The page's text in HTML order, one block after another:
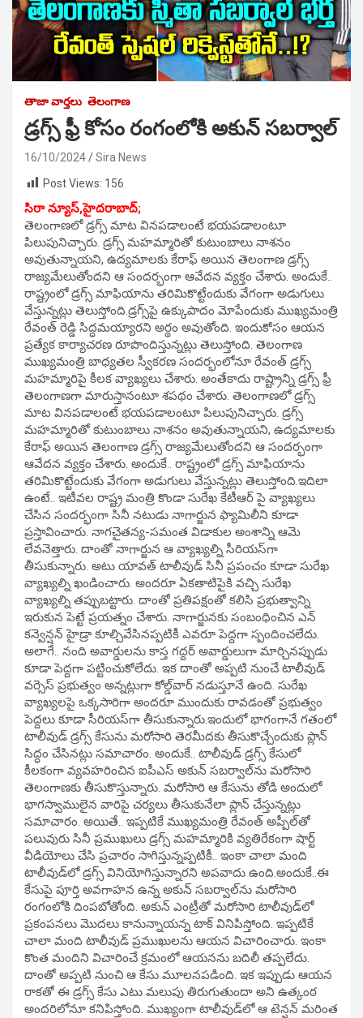
తాజా వార్తలు తెలంగాణ
డ్రగ్స్ ఫ్రీ కోసం రంగంలోకి అకున్ సబర్వాల్‌
16/10/2024
Sira News
Post Views: 156
సిరా న్యూస్,హైదరాబాద్;
తెలంగాణలో డ్రగ్స్ మాట వినపడాలంటే భయపడాలంటూ
పిలుపునిచ్చారు. డ్రగ్స్ మహమ్మారితో కుటుంబాలు నాశనం
అవుతున్నాయని, ఉద్యమాలకు కేరాఫ్ అయిన తెలంగాణ డ్రగ్స్
రాజ్యమేలుతోందని ఆ సందర్భంగా ఆవేదన వ్యక్తం చేశారు. అందుకే..
రాష్ట్రంలో డ్రగ్స్ మాఫియాను తరిమికొట్టేందుకు వేగంగా అడుగులు
వేస్తున్నట్లు తెలుస్తోంది.డ్రగ్స్‌పై ఉక్కుపాదం మోపేందుకు ముఖ్యమంత్రి
రేవంత్ రెడ్డి సిద్ధమయ్యారని అర్థం అవుతోంది. ఇందుకోసం ఆయన
ప్రత్యేక కార్యాచరణ రూపొందిస్తున్నట్లు తెలుస్తోంది. తెలంగాణ
ముఖ్యమంత్రి బాధ్యతల స్వీకరణ సందర్భంలోనూ రేవంత్ డ్రగ్స్
మహమ్మారిపై కీలక వ్యాఖ్యలు చేశారు. అంతేకాదు రాష్ట్రాన్ని డ్రగ్స్ ఫ్రీ
తెలంగాణగా మారుస్తానంటూ శపథం చేశారు. తెలంగాణలో డ్రగ్స్
మాట వినపడాలంటే భయపడాలంటూ పిలుపునిచ్చారు. డ్రగ్స్
మహమ్మారితో కుటుంబాలు నాశనం అవుతున్నాయని, ఉద్యమాలకు
కేరాఫ్ అయిన తెలంగాణ డ్రగ్స్ రాజ్యమేలుతోందని ఆ సందర్భంగా
ఆవేదన వ్యక్తం చేశారు. అందుకే.. రాష్ట్రంలో డ్రగ్స్ మాఫియాను
తరిమికొట్టేందుకు వేగంగా అడుగులు వేస్తున్నట్లు తెలుస్తోంది.ఇదిలా
ఉంటే.. ఇటీవల రాష్ట్ర మంత్రి కొండా సురేఖ కేటీఆర్ పై వ్యాఖ్యలు
చేసిన సందర్భంగా సినీ నటుడు నాగార్జున ఫ్యామిలీని కూడా
ప్రస్తావించారు. నాగచైతన్య-సమంత విడాకుల అంశాన్ని ఆమె
లేవనెత్తారు. దాంతో నాగార్జున ఆ వ్యాఖ్యల్ని సీరియస్‌గా
తీసుకున్నారు. అటు యావత్ టాలీవుడ్ సినీ ప్రపంచం కూడా సురేఖ
వ్యాఖ్యల్ని ఖండించారు. అందరూ ఏకతాటిపైకి వచ్చి సురేఖ
వ్యాఖ్యల్ని తప్పుబట్టారు. దాంతో ప్రతిపక్షంతో కలిసి ప్రభుత్వాన్ని
ఇరుకున పెట్టే ప్రయత్నం చేశారు. నాగార్జునకు సంబంధించిన ఎన్
కన్వెన్షన్ హైడ్రా కూల్చివేసినప్పటికీ ఎవరూ పెద్దగా స్పందించలేదు.
అలాగే.. నంది అవార్డులను కాస్త గద్దర్ అవార్డులుగా మార్చినప్పుడు
కూడా పెద్దగా పట్టించుకోలేదు. ఇక దాంతో అప్పటి నుంచే టాలీవుడ్
వర్సెస్ ప్రభుత్వం అన్నట్లుగా కోల్డ్‌వార్ నడుస్తూనే ఉంది. సురేఖ
వ్యాఖ్యలపై ఒక్కసారిగా అందరూ ముందుకు రావడంతో ప్రభుత్వం
పెద్దలు కూడా సీరియస్‌గా తీసుకున్నారు.ఇందులో భాగంగానే గతంలో
టాలీవుడ్ డ్రగ్స్ కేసును మరోసారి తెరమీదకు తీసుకొచ్చేందుకు ప్లాన్
సిద్ధం చేసినట్లు సమాచారం. అందుకే.. టాలీవుడ్ డ్రగ్స్ కేసులో
కీలకంగా వ్యవహరించిన ఐపీఎస్ అకున్ సబర్వాల్‌ను మరోసారి
తెలంగాణకు తీసుకొస్తున్నారు. మరోసారి ఆ కేసును తోడి అందులో
భాగస్వాములైన వారిపై చర్యలు తీసుకునేలా ప్లాన్ చేస్తున్నట్లు
సమాచారం. అయితే.. ఇప్పటికే ముఖ్యమంత్రి రేవంత్ అప్పీల్‌తో
పలువురు సినీ ప్రముఖులు డ్రగ్స్ మహమ్మారికి వ్యతిరేకంగా షార్ట్
వీడియోలు చేసి ప్రచారం సాగిస్తున్నప్పటికీ.. ఇంకా చాలా మంది
టాలీవుడ్‌లో డ్రగ్స్ వినియోగిస్తున్నారని అపవాదు ఉంది.అందుకే..ఈ
కేసుపై పూర్తి అవగాహన ఉన్న అకున్ సబర్వాల్‌ను మరోసారి
రంగంలోకి దింపబోతోంది. అకున్ ఎంట్రీతో మరోసారి టాలీవుడ్‌లో
ప్రకంపనలు మొదలు కానున్నాయన్న టాక్ వినిపిస్తోంది. ఇప్పటికే
చాలా మంది టాలీవుడ్ ప్రముఖులను ఆయన విచారించారు. ఇంకా
కొంత మందిని విచారించే క్రమంలో ఆయనను బదిలీ తప్పలేదు.
దాంతో అప్పటి నుంచి ఆ కేసు మూలనపడింది. ఇక ఇప్పుడు ఆయన
రాకతో ఈ డ్రగ్స్ కేసు ఎటు మలుపు తిరుగుతుందా అని ఉత్కంఠ
అందరిలోనూ కనిపిస్తోంది. ముఖ్యంగా టాలీవుడ్‌లో ఆ టెన్షన్ మరింత